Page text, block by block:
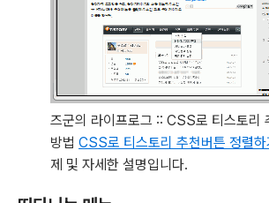
즈군의 라이프로그 :: CSS로 티스토리
방법 CSS로 티스토리 추천버튼 정렬하
제 및 자세한 설명입니다.